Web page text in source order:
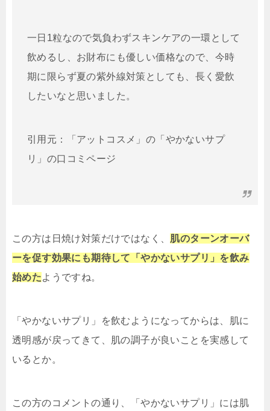
一日1粒なので気負わずスキンケアの一環として
飲めるし、お財布にも優しい価格なので、今時
期に限らず夏の紫外線対策としても、長く愛飲
したいなと思いました。
引用元：「アットコスメ」の「やかないサプ
リ」の口コミページ
この方は日焼け対策だけではなく、 肌のターンオーバ
ーを促す効果にも期待して「やかないサプリ」を飲み
始めたようですね。
「やかないサプリ」を飲むようになってからは、肌に
透明感が戻ってきて、肌の調子が良いことを実感して
いるとか。
この方のコメントの通り、「やかないサプリ」には肌